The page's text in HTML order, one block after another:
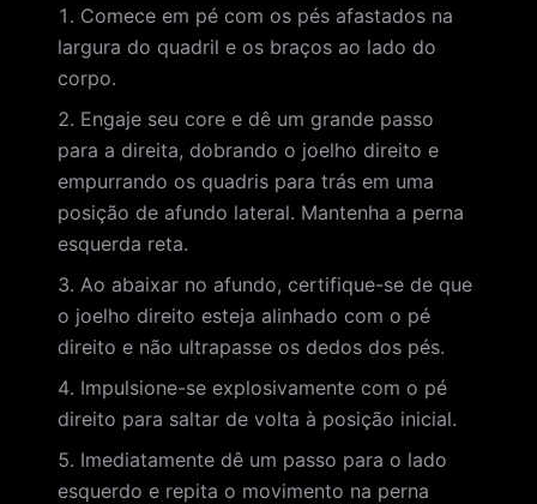
Comece em pé com os pés afastados na
largura do quadril e os braços ao lado do
corpo.
Engaje seu core e dê um grande passo
para a direita, dobrando o joelho direito e
empurrando os quadris para trás em uma
posição de afundo lateral. Mantenha a perna
esquerda reta.
Ao abaixar no afundo, certifique-se de que
o joelho direito esteja alinhado com o pé
direito e não ultrapasse os dedos dos pés.
Impulsione-se explosivamente com o pé
direito para saltar de volta à posição inicial.
Imediatamente dê um passo para o lado
esquerdo e repita o movimento na perna